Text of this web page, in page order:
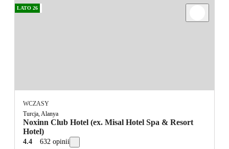
LATO 26
WCZASY
Turcja, Alanya
Noxinn Club Hotel (ex. Misal Hotel Spa & Resort
Hotel)
4.4 632 opinii